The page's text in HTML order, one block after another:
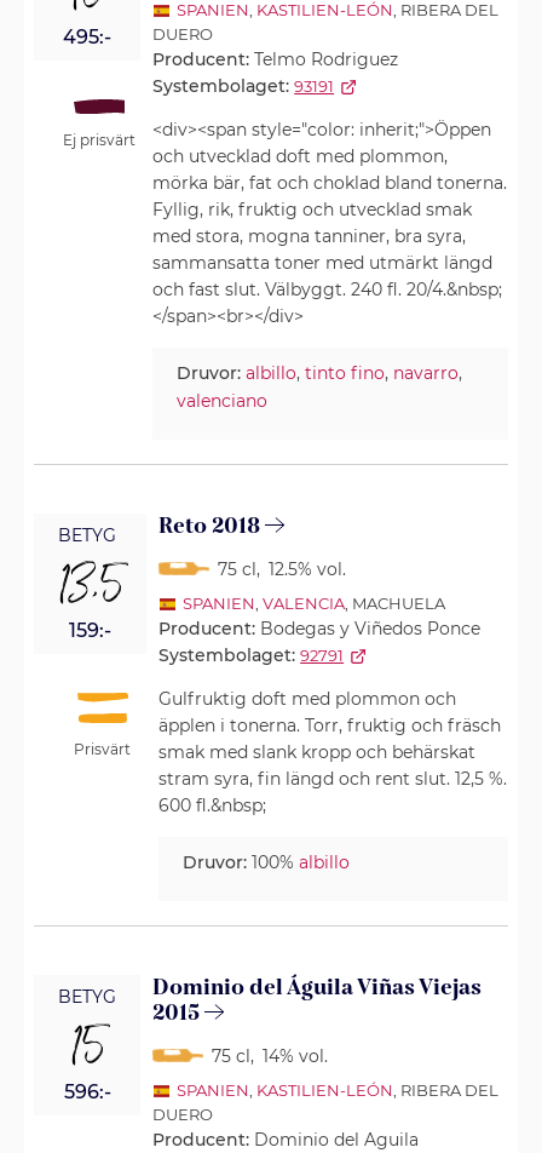
495:-
Ej prisvärt
SPANIEN KASTILIEN-LEÓN , RIBERA DEL
DUERO
Producent:Telmo Rodriguez
Systembolaget: 93191
<div><span style="color: inherit;">Öppen
och utvecklad doft med plommon,
mörka bär, fat och choklad bland tonerna.
Fyllig, rik, fruktig och utvecklad smak
med stora, mogna tanniner, bra syra,
sammansatta toner med utmärkt längd
och fast slut. Välbyggt. 240 fl. 20/4.&nbsp;
</span><br></div>
Druvor: albillo,tinto fino, navarro,
valenciano
BETYG
13,5
159:-
Prisvärt
Reto 2018
75 cl, 12.5% vol.
SPANIEN VALENCIA, MACHUELA
Producent: Bodegas y Viñedos Ponce
Systembolaget: 92791
Gulfruktig doft med plommon och
äpplen i tonerna. Torr, fruktig och fräsch
smak med slank kropp och behärskat
stram syra, fin längd och rent slut. 12,5 %.
600 fl.&nbsp;
Druvor: 100%albillo
BETYG
15
596:-
Dominio del Águila Viñas Viejas
2015
75 cl, 14% vol.
SPANIEN KASTILIEN-LEÓN , RIBERA DEL
DUERO
Producent: Dominio del Aguila